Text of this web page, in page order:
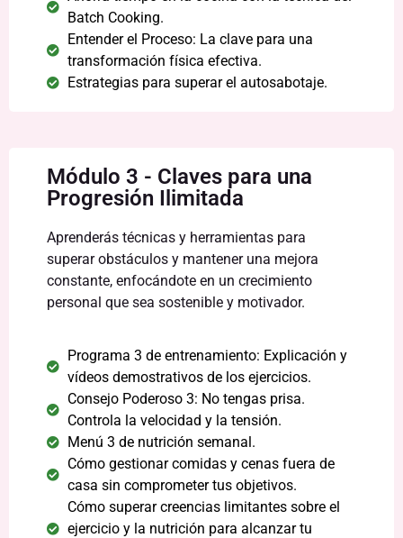
Batch Cooking.
Entender el Proceso: La clave para una
transformación física efectiva.
Estrategias para superar el autosabotaje.
Módulo 3 - Claves para una
Progresión Ilimitada
Aprenderás técnicas y herramientas para
superar obstáculos y mantener una mejora
constante, enfocándote en un crecimiento
personal que sea sostenible y motivador.
Programa 3 de entrenamiento: Explicación y
vídeos demostrativos de los ejercicios.
Consejo Poderoso 3: No tengas prisa.
Controla la velocidad y la tensión.
Menú 3 de nutrición semanal.
Cómo gestionar comidas y cenas fuera de
casa sin comprometer tus objetivos.
Cómo superar creencias limitantes sobre el
ejercicio y la nutrición para alcanzar tu